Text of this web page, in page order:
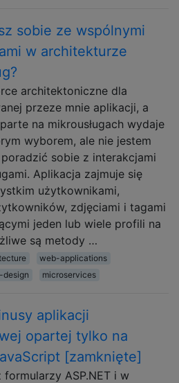
sobie ze wspólnymi
w architekturze
architektoniczne dla
przeze mnie aplikacji, a
na mikrousługach wydaje
wyborem, ale nie jestem
sobie z interakcjami
Aplikacja zajmuje się
użytkownikami,
zdjęciami i tagami
jeden lub wiele profili na
są metody …
web-applications
design
microservices
aplikacji
opartej tylko na
[zamknięte]
formularzy ASP.NET i w